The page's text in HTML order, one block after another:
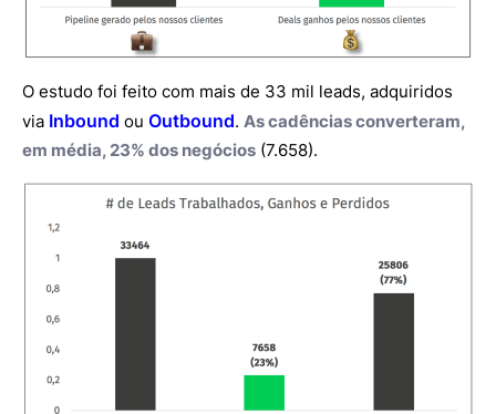
O estudo foi feito com mais de 33 mil leads, adquiridos
via Inbound ou Outbound. As cadências converteram,
em média, 23% dos negócios (7.658).